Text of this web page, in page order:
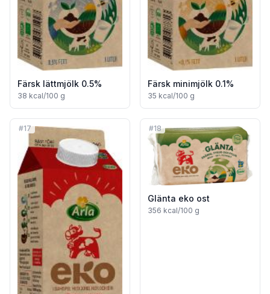
Färsk lättmjölk 0.5%
38 kcal/100 g
Färsk minimjölk 0.1%
35 kcal/100 g
#17 #18
Glänta eko ost
356 kcal/100 g